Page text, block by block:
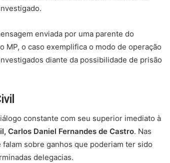
enviada por uma parente do
o caso exemplifica o modo de operação
diante da possibilidade de prisão
constante com seu superior imediato à
Carlos Daniel Fernandes de Castro. Nas
sobre ganhos que poderiam ter sido
delegacias.